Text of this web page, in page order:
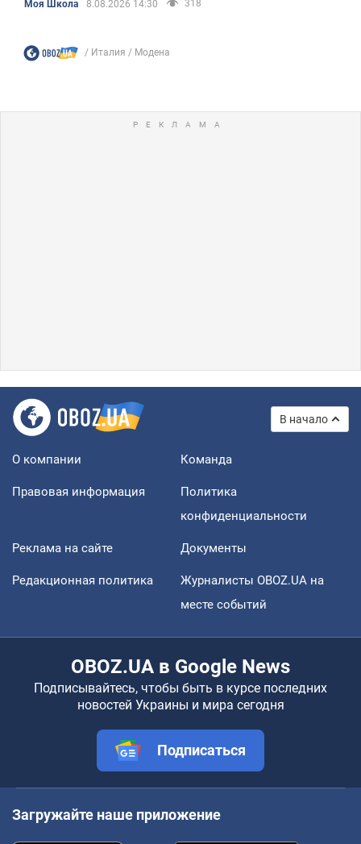
Моя Школа 8.08.2026 14:30 318
Италия Модена
В начало
О компании Команда
Правовая информация
Политика
конфиденциальности
Реклама на сайте Документы
Редакционная политика
Журналисты OBOZ.UA на
месте событий
OBOZ.UA в Google News
Подписывайтесь, чтобы быть в курсе последних
новостей Украины и мира сегодня
Подписаться
Загружайте наше приложение